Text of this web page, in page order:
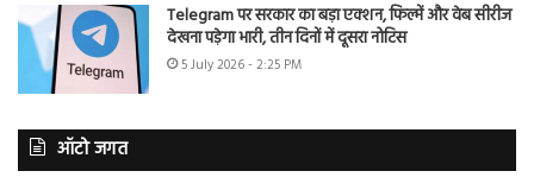
Telegram पर सरकार का बड़ा एक्शन, फिल्में और वेब सीरीज
देखना पड़ेगा भारी, तीन दिनों में दूसरा नोटिस
5 July 2026 - 2:25 PM
ऑटो जगत